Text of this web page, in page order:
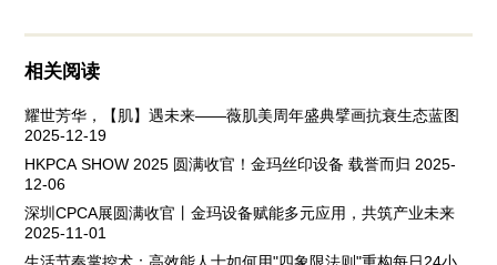
相关阅读
耀世芳华，【肌】遇未来——薇肌美周年盛典擘画抗衰生态蓝图
2025-12-19
HKPCA SHOW 2025 圆满收官！金玛丝印设备 载誉而归 2025-
12-06
深圳CPCA展圆满收官丨金玛设备赋能多元应用，共筑产业未来
2025-11-01
生活节奏掌控术：高效能人士如何用"四象限法则"重构每日24小